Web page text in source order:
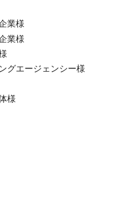
業様
業様
グエージェンシー様
様